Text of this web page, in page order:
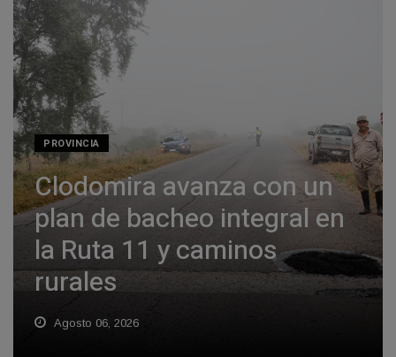
PROVINCIA
Clodomira avanza con un
plan de bacheo integral en
la Ruta 11 y caminos
rurales
Agosto 06, 2026